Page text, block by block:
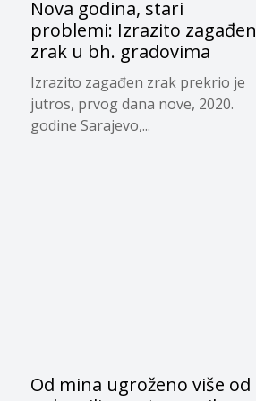
Nova godina, stari
problemi: Izrazito zagađen
zrak u bh. gradovima
Izrazito zagađen zrak prekrio je
jutros, prvog dana nove, 2020.
godine Sarajevo,...
Od mina ugroženo više od